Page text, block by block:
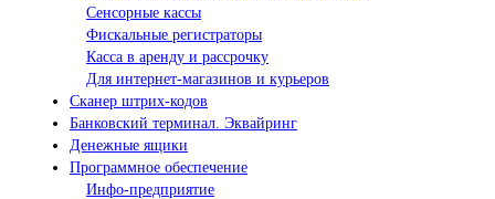
Сенсорные кассы
Фискальные регистраторы
Касса в аренду и рассрочку
Для интернет-магазинов и курьеров
Сканер штрих-кодов
Банковский терминал. Эквайринг
Денежные ящики
Программное обеспечение
Инфо-предприятие